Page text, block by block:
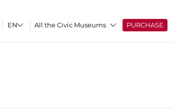
All the Civic Museums PURCHASE